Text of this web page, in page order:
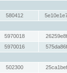
580412
5970018
5970016
502300